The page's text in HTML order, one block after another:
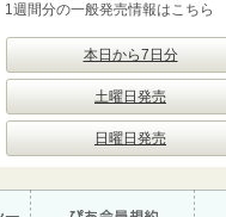
1週間分の一般発売情報はこちら
本日から7日分
土曜日発売
日曜日発売